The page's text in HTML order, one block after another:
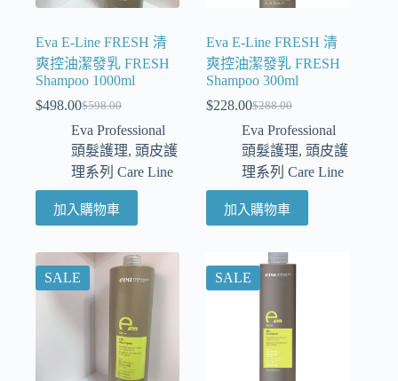
Eva E-Line FRESH 清
爽控油潔發乳 FRESH
Shampoo 1000ml
$598.00
$498.00
Eva Professional
頭髮護理, 頭皮護
理系列 Care Line
加入購物車
Eva E-Line FRESH 清
爽控油潔發乳 FRESH
Shampoo 300ml
$288.00
$228.00
Eva Professional
頭髮護理, 頭皮護
理系列 Care Line
加入購物車
SALE SALE